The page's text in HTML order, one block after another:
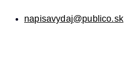
napisavydaj@publico.sk